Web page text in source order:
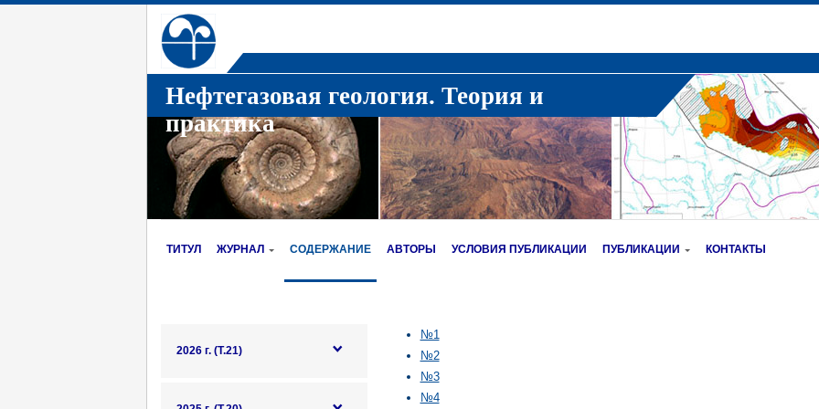
Нефтегазовая геология. Теория и
практика
ТИТУЛ ЖУРНАЛ СОДЕРЖАНИЕ АВТОРЫ УСЛОВИЯ ПУБЛИКАЦИИ ПУБЛИКАЦИИ КОНТАКТЫ
2026 г. (Т.21)
№1
№2
№3
№4